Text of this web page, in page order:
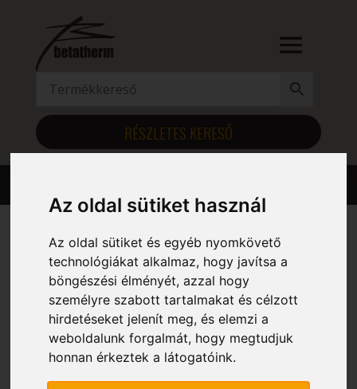
Az oldal sütiket használ
Az oldal sütiket és egyéb nyomkövető
technológiákat alkalmaz, hogy javítsa a
böngészési élményét, azzal hogy
személyre szabott tartalmakat és célzott
hirdetéseket jelenít meg, és elemzi a
weboldalunk forgalmát, hogy megtudjuk
honnan érkeztek a látogatóink.
RÉSZLETES KERESŐ
Kezdőlap/ Szélesség (mm) termék / 815
815
Mind a(z) 6 találat megjelenítve